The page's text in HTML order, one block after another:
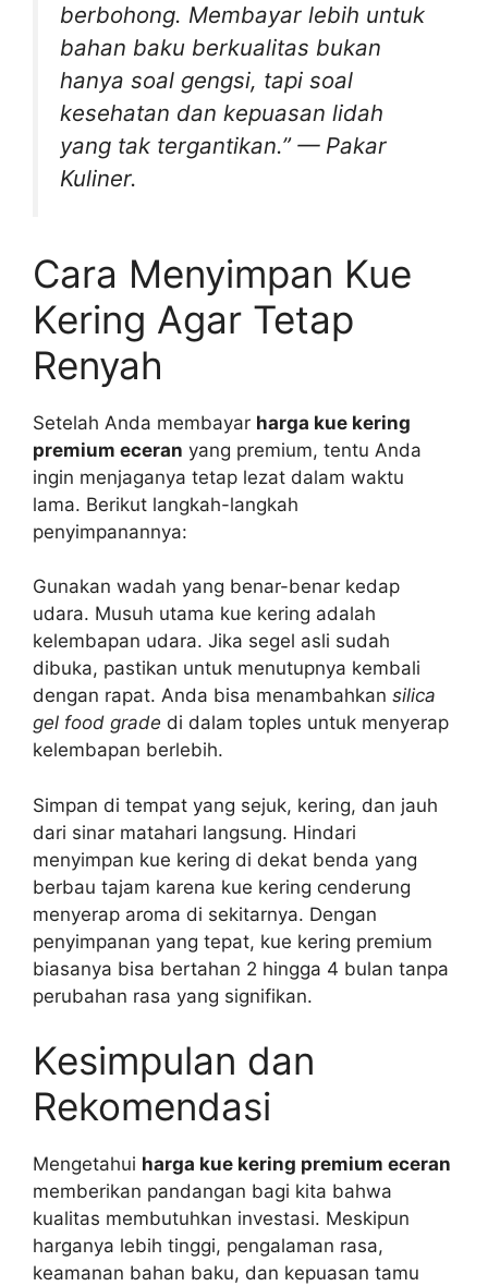
berbohong. Membayar lebih untuk
bahan baku berkualitas bukan
hanya soal gengsi, tapi soal
kesehatan dan kepuasan lidah
yang tak tergantikan.” — Pakar
Kuliner.
Cara Menyimpan Kue
Kering Agar Tetap
Renyah
Setelah Anda membayar harga kue kering
premium eceran yang premium, tentu Anda
ingin menjaganya tetap lezat dalam waktu
lama. Berikut langkah-langkah
penyimpanannya:
Gunakan wadah yang benar-benar kedap
udara. Musuh utama kue kering adalah
kelembapan udara. Jika segel asli sudah
dibuka, pastikan untuk menutupnya kembali
dengan rapat. Anda bisa menambahkan silica
gel food grade di dalam toples untuk menyerap
kelembapan berlebih.
Simpan di tempat yang sejuk, kering, dan jauh
dari sinar matahari langsung. Hindari
menyimpan kue kering di dekat benda yang
berbau tajam karena kue kering cenderung
menyerap aroma di sekitarnya. Dengan
penyimpanan yang tepat, kue kering premium
biasanya bisa bertahan 2 hingga 4 bulan tanpa
perubahan rasa yang signifikan.
Kesimpulan dan
Rekomendasi
Mengetahui harga kue kering premium eceran
memberikan pandangan bagi kita bahwa
kualitas membutuhkan investasi. Meskipun
harganya lebih tinggi, pengalaman rasa,
keamanan bahan baku, dan kepuasan tamu